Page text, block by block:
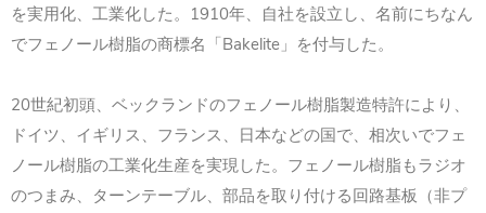
を実用化、工業化した。1910年、自社を設立し、名前にちなん
でフェノール樹脂の商標名「Bakelite」を付与した。
20世紀初頭、ベックランドのフェノール樹脂製造特許により、
ドイツ、イギリス、フランス、日本などの国で、相次いでフェ
ノール樹脂の工業化生産を実現した。フェノール樹脂もラジオ
のつまみ、ターンテーブル、部品を取り付ける回路基板（非プ